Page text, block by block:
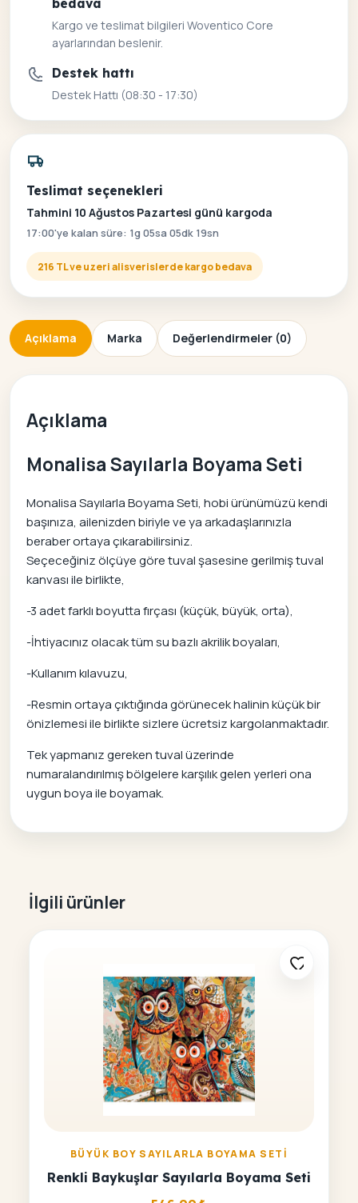
bedava
Kargo ve teslimat bilgileri Woventico Core
ayarlarından beslenir.
Destek hattı
Destek Hattı (08:30 - 17:30)
Teslimat seçenekleri
Tahmini 10 Ağustos Pazartesi günü kargoda
17:00'ye kalan süre: 1g 05sa 05dk 19sn
216 TL ve uzeri alisverislerde kargo bedava
Açıklama Marka Değerlendirmeler (0)
Açıklama
Monalisa Sayılarla Boyama Seti
Monalisa Sayılarla Boyama Seti, hobi ürünümüzü kendi
başınıza, ailenizden biriyle ve ya arkadaşlarınızla
beraber ortaya çıkarabilirsiniz.
Seçeceğiniz ölçüye göre tuval şasesine gerilmiş tuval
kanvası ile birlikte,
-3 adet farklı boyutta fırçası (küçük, büyük, orta),
-İhtiyacınız olacak tüm su bazlı akrilik boyaları,
-Kullanım kılavuzu,
-Resmin ortaya çıktığında görünecek halinin küçük bir
önizlemesi ile birlikte sizlere ücretsiz kargolanmaktadır.
Tek yapmanız gereken tuval üzerinde
numaralandırılmış bölgelere karşılık gelen yerleri ona
uygun boya ile boyamak.
İlgili ürünler
BÜYÜK BOY SAYILARLA BOYAMA SETI
Renkli Baykuşlar Sayılarla Boyama Seti